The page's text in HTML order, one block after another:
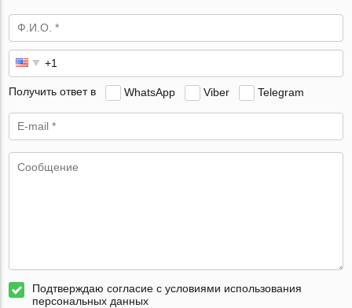
Получить ответ в WhatsApp Viber Telegram
Подтверждаю согласие с условиями использования
персональных данных